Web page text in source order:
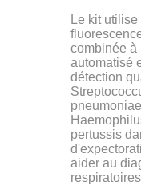
Le kit
combinée à
automatisé
détection
pertussis
aider au